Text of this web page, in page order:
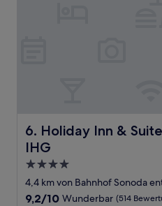
6. Holiday Inn &
IHG
Holiday Inn & Suites Shin
4.0-
Sterne-
Unterkunft
4,4 km von Bahnhof Sonoda
9.2
9,2/10 Wunderbar (514